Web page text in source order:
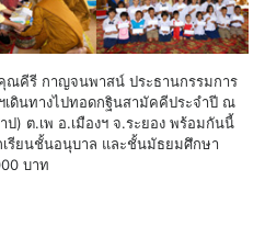
ณคีรี กาญจนพาสน์ ประธานกรรมการ
ดินทางไปทอดกฐินสามัคคีประจำปี ณ
) ต.เพ อ.เมืองฯ จ.ระยอง พร้อมกันนี้
รียนชั้นอนุบาล และชั้นมัธยมศึกษา
บาท